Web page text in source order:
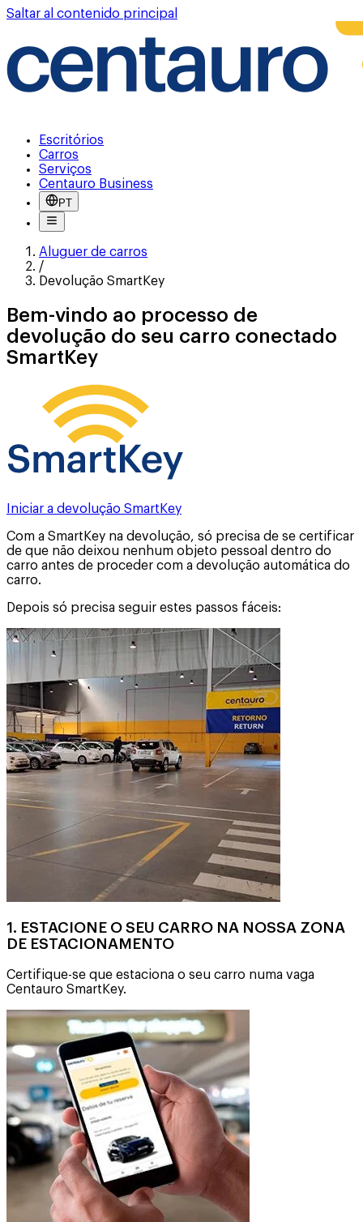
Saltar al contenido principal
Escritórios
Carros
Serviços
Centauro Business
PT
Aluguer de carros
/
Devolução SmartKey
Bem-vindo ao processo de
devolução do seu carro conectado
SmartKey
Iniciar a devolução SmartKey
Com a SmartKey na devolução, só precisa de se certificar
de que não deixou nenhum objeto pessoal dentro do
carro antes de proceder com a devolução automática do
carro.
Depois só precisa seguir estes passos fáceis:
1. ESTACIONE O SEU CARRO NA NOSSA ZONA
DE ESTACIONAMENTO
Certifique-se que estaciona o seu carro numa vaga
Centauro SmartKey.